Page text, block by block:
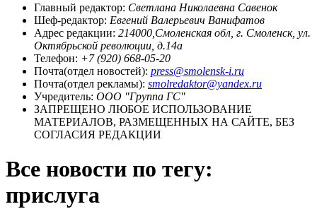
Главный редактор: Светлана Николаевна Савенок
Шеф-редактор: Евгений Валерьевич Ванифатов
Адрес редакции: 214000,Смоленская обл, г. Смоленск, ул.
Октябрьской революции, д.14а
Телефон: +7 (920) 668-05-20
Почта(отдел новостей): press@smolensk-i.ru
Почта(отдел рекламы): smolredaktor@yandex.ru
Учредитель: ООО "Группа ГС"
ЗАПРЕЩЕНО ЛЮБОЕ ИСПОЛЬЗОВАНИЕ
МАТЕРИАЛОВ, РАЗМЕЩЕННЫХ НА САЙТЕ, БЕЗ
СОГЛАСИЯ РЕДАКЦИИ
Все новости по тегу:
прислуга